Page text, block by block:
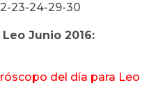
23-24-29-30
Junio 2016: